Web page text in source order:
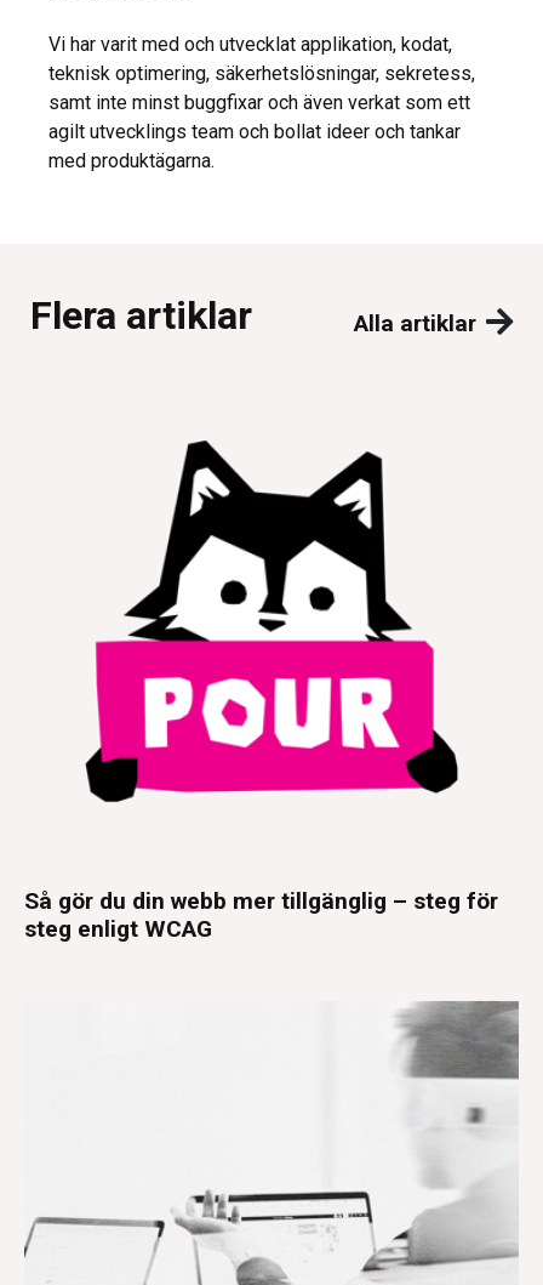
Vi har varit med och utvecklat applikation, kodat,
teknisk optimering, säkerhetslösningar, sekretess,
samt inte minst buggfixar och även verkat som ett
agilt utvecklings team och bollat ideer och tankar
med produktägarna.
Flera artiklar Alla artiklar
Så gör du din webb mer tillgänglig – steg för
steg enligt WCAG